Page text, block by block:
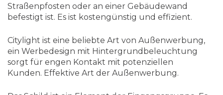
Straßenpfosten oder an einer Gebäudewand
befestigt ist. Es ist kostengünstig und effizient.
Citylight ist eine beliebte Art von Außenwerbung,
ein Werbedesign mit Hintergrundbeleuchtung
sorgt für engen Kontakt mit potenziellen
Kunden. Effektive Art der Außenwerbung.